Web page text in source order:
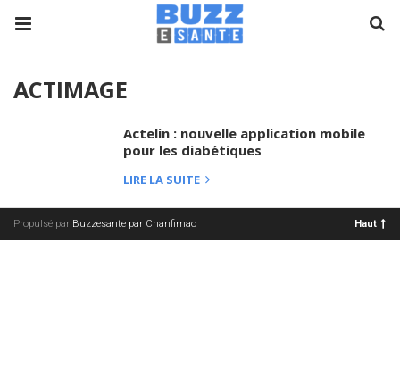
ACTIMAGE
Actelin : nouvelle application mobile
pour les diabétiques
LIRE LA SUITE
Propulsé par Buzzesante par Chanfimao Haut